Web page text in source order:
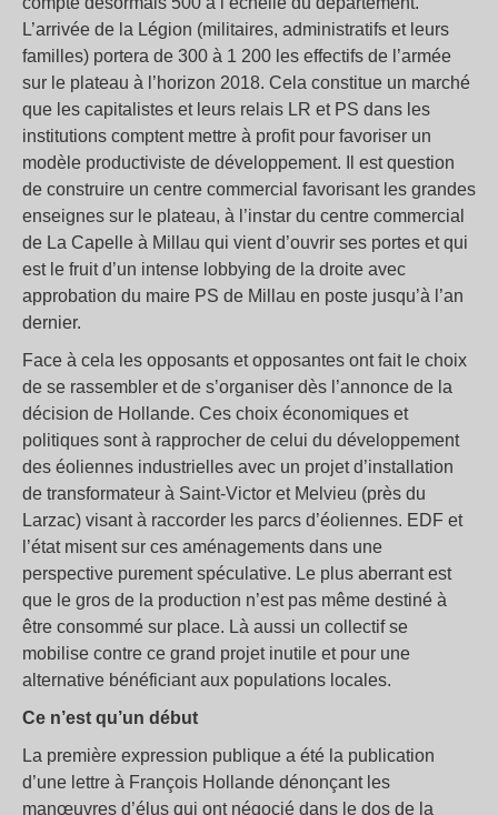
L’arrivée de la Légion (militaires, administratifs et leurs
familles) portera de 300 à 1 200 les effectifs de l’armée
sur le plateau à l’horizon 2018. Cela constitue un marché
que les capitalistes et leurs relais LR et PS dans les
institutions comptent mettre à profit pour favoriser un
modèle productiviste de développement. Il est question
de construire un centre commercial favorisant les grandes
enseignes sur le plateau, à l’instar du centre commercial
de La Capelle à Millau qui vient d’ouvrir ses portes et qui
est le fruit d’un intense lobbying de la droite avec
approbation du maire PS de Millau en poste jusqu’à l’an
dernier.
Face à cela les opposants et opposantes ont fait le choix
de se rassembler et de s’organiser dès l’annonce de la
décision de Hollande. Ces choix économiques et
politiques sont à rapprocher de celui du développement
des éoliennes industrielles avec un projet d’installation
de transformateur à Saint-Victor et Melvieu (près du
Larzac) visant à raccorder les parcs d’éoliennes. EDF et
l’état misent sur ces aménagements dans une
perspective purement spéculative. Le plus aberrant est
que le gros de la production n’est pas même destiné à
être consommé sur place. Là aussi un collectif se
mobilise contre ce grand projet inutile et pour une
alternative bénéficiant aux populations locales.
Ce n’est qu’un début
La première expression publique a été la publication
d’une lettre à François Hollande dénonçant les
manœuvres d’élus qui ont négocié dans le dos de la